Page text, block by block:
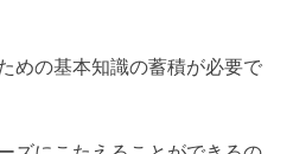
めの基本知識の蓄積が必要で